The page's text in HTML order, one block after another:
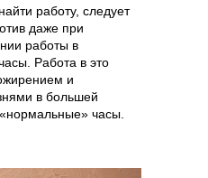
работу, следует
даже при
работы в
Работа в это
и
в большей
часы.